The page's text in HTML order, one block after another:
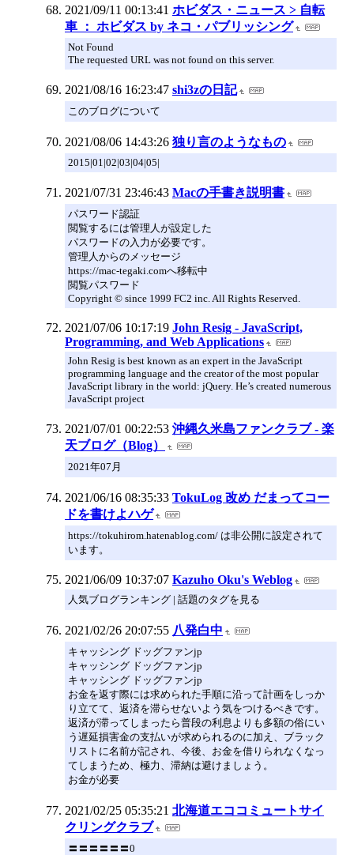
2021/09/11 00:13:41 ホビダス・ニュース > 自転
車 ： ホビダス by ネコ・パブリッシング
Not Found
The requested URL was not found on this server.
2021/08/16 16:23:47 shi3zの日記
このブログについて
2021/08/06 14:43:26 独り言のようなもの
2015|01|02|03|04|05|
2021/07/31 23:46:43 Macの手書き説明書
パスワード認証
閲覧するには管理人が設定した
パスワードの入力が必要です。
管理人からのメッセージ
https://mac-tegaki.comへ移転中
閲覧パスワード
Copyright © since 1999 FC2 inc. All Rights Reserved.
2021/07/06 10:17:19 John Resig - JavaScript,
Programming, and Web Applications
John Resig is best known as an expert in the JavaScript
programming language and the creator of the most popular
JavaScript library in the world: jQuery. He’s created numerous
JavaScript project
2021/07/01 00:22:53 沖縄久米島ファンクラブ - 楽
天ブログ（Blog）
2021年07月
2021/06/16 08:35:33 TokuLog 改め だまってコー
ドを書けよハゲ
https://tokuhirom.hatenablog.com/ は非公開に設定されて
います。
2021/06/09 10:37:07 Kazuho Oku's Weblog
人気ブログランキング | 話題のタグを見る
2021/02/26 20:07:55 八発白中
キャッシング ドッグファンjp
キャッシング ドッグファンjp
キャッシング ドッグファンjp
お金を返す際には求められた手順に沿って計画をしっか
り立てて、返済を滞らせないよう気をつけるべきです。
返済が滞ってしまったら普段の利息よりも多額の俗にい
う遅延損害金の支払いが求められるのに加え、ブラック
リストに名前が記され、今後、お金を借りられなくなっ
てしまうため、極力、滞納は避けましょう。
お金が必要
2021/02/25 05:35:21 北海道エココミュートサイ
クリングクラブ
〓〓〓〓〓〓0